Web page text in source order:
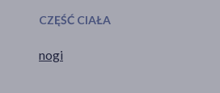
CZĘŚĆ CIAŁA
nogi